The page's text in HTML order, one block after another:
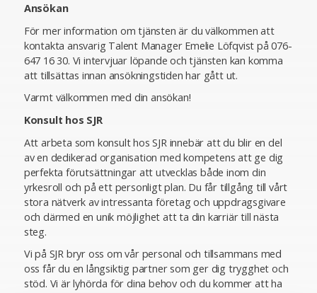
Ansökan
För mer information om tjänsten är du välkommen att
kontakta ansvarig Talent Manager Emelie Löfqvist på 076-
647 16 30. Vi intervjuar löpande och tjänsten kan komma
att tillsättas innan ansökningstiden har gått ut.
Varmt välkommen med din ansökan!
Konsult hos SJR
Att arbeta som konsult hos SJR innebär att du blir en del
av en dedikerad organisation med kompetens att ge dig
perfekta förutsättningar att utvecklas både inom din
yrkesroll och på ett personligt plan. Du får tillgång till vårt
stora nätverk av intressanta företag och uppdragsgivare
och därmed en unik möjlighet att ta din karriär till nästa
steg.
Vi på SJR bryr oss om vår personal och tillsammans med
oss får du en långsiktig partner som ger dig trygghet och
stöd. Vi är lyhörda för dina behov och du kommer att ha